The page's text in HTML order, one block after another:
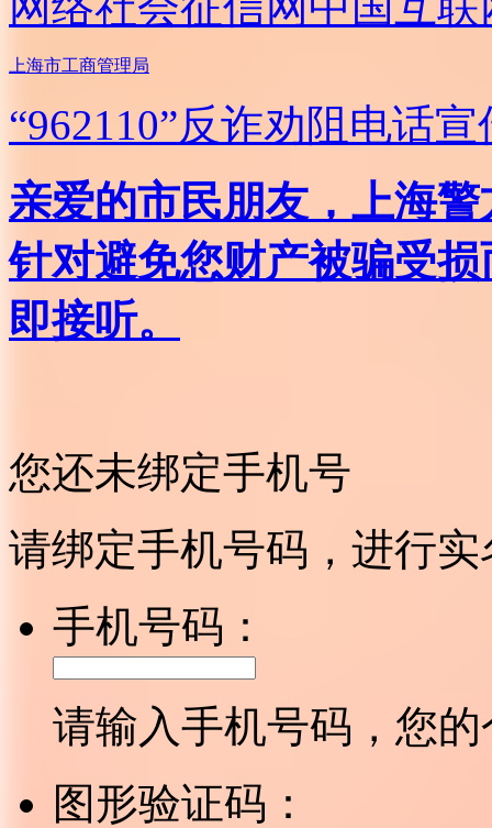
上海市工商管理局
“962110”反诈劝阻电话宣
亲爱的市民朋友，上海
针对避免您财产被骗受
即接听。
您还未绑定手机号
请绑定手机号码，进行
手机号码：
请输入手机号码，您
图形验证码：